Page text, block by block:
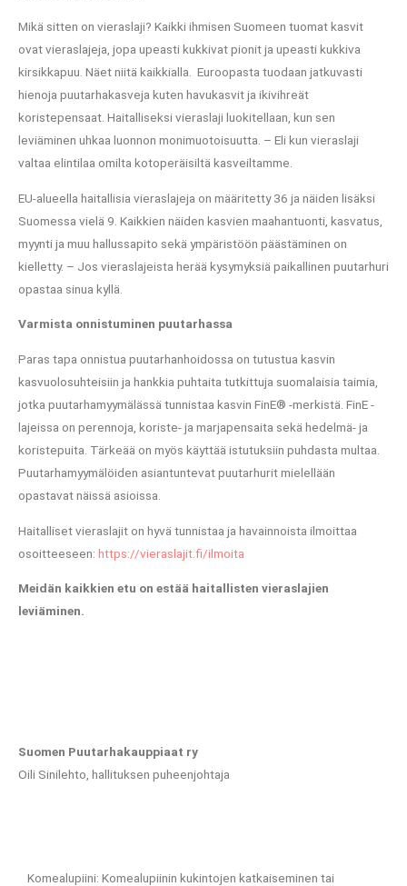
Mikä sitten on vieraslaji? Kaikki ihmisen Suomeen tuomat kasvit
ovat vieraslajeja, jopa upeasti kukkivat pionit ja upeasti kukkiva
kirsikkapuu. Näet niitä kaikkialla. Euroopasta tuodaan jatkuvasti
hienoja puutarhakasveja kuten havukasvit ja ikivihreät
koristepensaat. Haitalliseksi vieraslaji luokitellaan, kun sen
leviäminen uhkaa luonnon monimuotoisuutta. – Eli kun vieraslaji
valtaa elintilaa omilta kotoperäisiltä kasveiltamme.
EU-alueella haitallisia vieraslajeja on määritetty 36 ja näiden lisäksi
Suomessa vielä 9. Kaikkien näiden kasvien maahantuonti, kasvatus,
myynti ja muu hallussapito sekä ympäristöön päästäminen on
kielletty. – Jos vieraslajeista herää kysymyksiä paikallinen puutarhuri
opastaa sinua kyllä.
Varmista onnistuminen puutarhassa
Paras tapa onnistua puutarhanhoidossa on tutustua kasvin
kasvuolosuhteisiin ja hankkia puhtaita tutkittuja suomalaisia taimia,
jotka puutarhamyymälässä tunnistaa kasvin FinE® -merkistä. FinE -
lajeissa on perennoja, koriste- ja marjapensaita sekä hedelmä- ja
koristepuita. Tärkeää on myös käyttää istutuksiin puhdasta multaa.
Puutarhamyymälöiden asiantuntevat puutarhurit mielellään
opastavat näissä asioissa.
Haitalliset vieraslajit on hyvä tunnistaa ja havainnoista ilmoittaa
osoitteeseen: https://vieraslajit.fi/ilmoita
Meidän kaikkien etu on estää haitallisten vieraslajien
leviäminen.
Suomen Puutarhakauppiaat ry
Oili Sinilehto, hallituksen puheenjohtaja
Komealupiini: Komealupiinin kukintojen katkaiseminen tai